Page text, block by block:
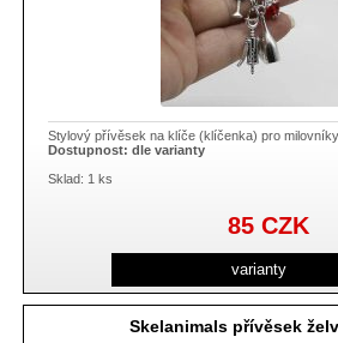
Stylový přívěsek na klíče (klíčenka) pro
Dostupnost:dle varianty
Sklad: 1 ks
varianty
85 CZK
Skelanimals přívěsek